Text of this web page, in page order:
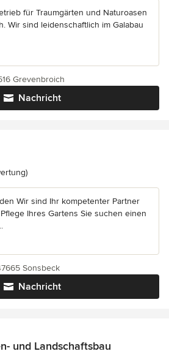
für Traumgärten und Naturoasen
Wir sind leidenschaftlich im Galabau
Nachricht
Grevenbroich
5 von 5 Sternen
Wir sind Ihr kompetenter Partner
Ihres Gartens Sie suchen einen
Nachricht
Sonsbeck
und Landschaftsbau